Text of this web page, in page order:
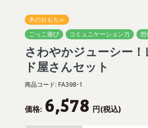
木のおもちゃ
ごっこ遊び
コミュニケーション力 想
さわやかジューシー
ド屋さんセット
商品コード: FA398-1
価格: 6,578 円(税込)